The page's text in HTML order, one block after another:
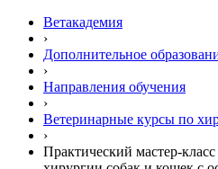
Ветакадемия
›
Дополнительное
›
Направления обучения
›
Ветеринарные курсы по
›
Практический мастер-